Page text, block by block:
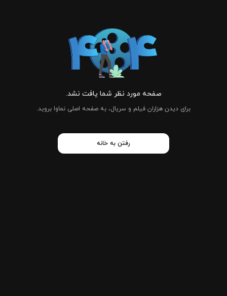
صفحه مورد نظر شما یافت نشد.
برای دیدن هزاران فیلم و سریال، به صفحه اصلی نماوا بروید.
رفتن به خانه